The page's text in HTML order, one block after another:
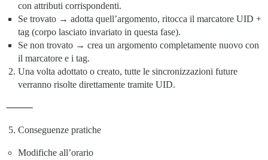
con attributi corrispondenti.
Se trovato → adotta quell’argomento, ritocca il marcatore UID +
tag (corpo lasciato invariato in questa fase).
Se non trovato → crea un argomento completamente nuovo con
il marcatore e i tag.
Una volta adottato o creato, tutte le sincronizzazioni future
verranno risolte direttamente tramite UID.
⸻
Conseguenze pratiche
Modifiche all’orario